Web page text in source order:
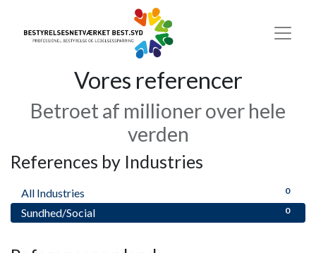
Vores referencer
Betroet af millioner over hele
verden
References by Industries
0
All Industries
0
Sundhed/Social